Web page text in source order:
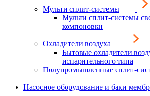
Мульти сплит-системы
Мульти сплит-системы
компоновки
Охладители воздуха
Бытовые охладители
испарительного типа
Полупромышленные сплит-
Насосное оборудование и баки